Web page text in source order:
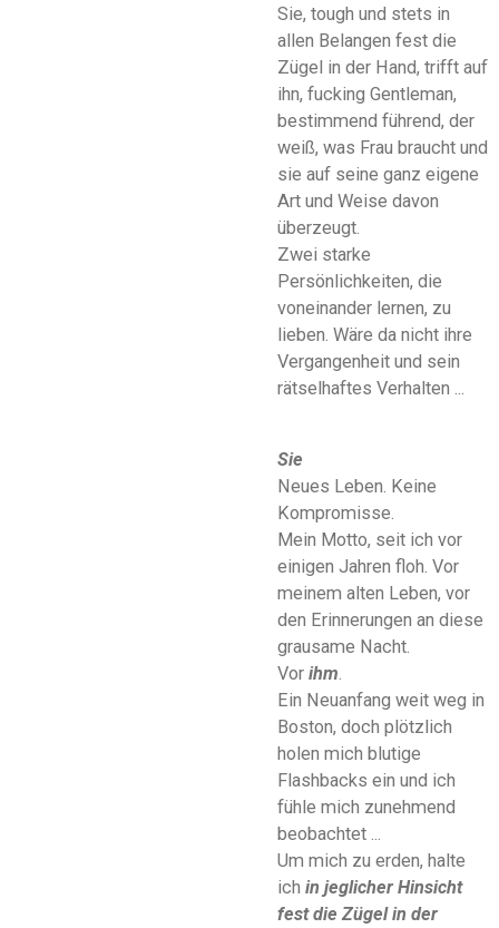
Sie, tough und stets in
allen Belangen fest die
Zügel in der Hand, trifft auf
ihn, fucking Gentleman,
bestimmend führend, der
weiß, was Frau braucht und
sie auf seine ganz eigene
Art und Weise davon
überzeugt.
Zwei starke
Persönlichkeiten, die
voneinander lernen, zu
lieben. Wäre da nicht ihre
Vergangenheit und sein
rätselhaftes Verhalten ...
Sie
Neues Leben. Keine
Kompromisse.
Mein Motto, seit ich vor
einigen Jahren floh. Vor
meinem alten Leben, vor
den Erinnerungen an diese
grausame Nacht.
Vor ihm.
Ein Neuanfang weit weg in
Boston, doch plötzlich
holen mich blutige
Flashbacks ein und ich
fühle mich zunehmend
beobachtet ...
Um mich zu erden, halte
ich in jeglicher Hinsicht
fest dieZügel in der